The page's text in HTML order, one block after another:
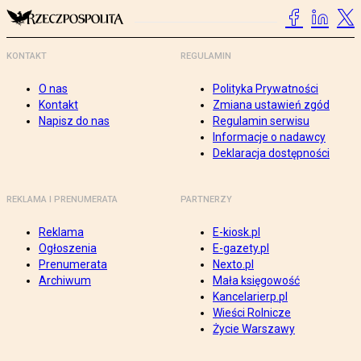
KONTAKT
O nas
Kontakt
Napisz do nas
REGULAMIN
Polityka Prywatności
Zmiana ustawień zgód
Regulamin serwisu
Informacje o nadawcy
Deklaracja dostępności
REKLAMA I PRENUMERATA
Reklama
Ogłoszenia
Prenumerata
Archiwum
PARTNERZY
E-kiosk.pl
E-gazety.pl
Nexto.pl
Mała księgowość
Kancelarierp.pl
Wieści Rolnicze
Życie Warszawy